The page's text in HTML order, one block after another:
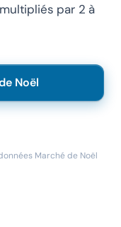
par 2 à
Noël
Marché de Noël